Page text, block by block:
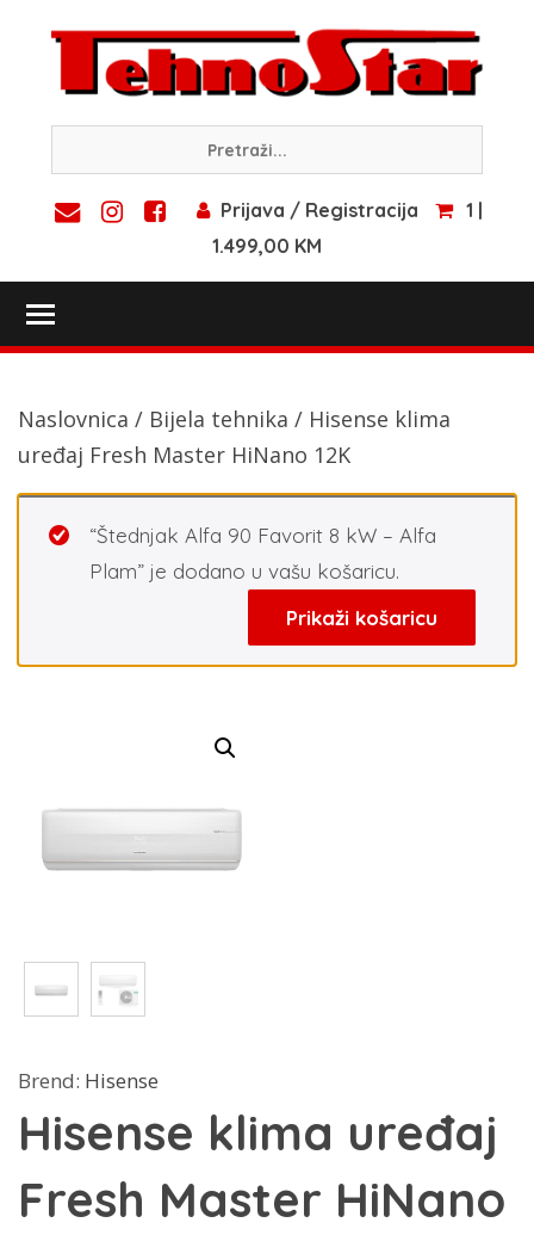
content
Prijava / Registracija
1 |
1.499,00 KM
Naslovnica / Bijela tehnika / Hisense klima
uređaj Fresh Master HiNano 12K
“Štednjak Alfa 90 Favorit 8 kW – Alfa
Plam” je dodano u vašu košaricu.
Prikaži košaricu
Brend: Hisense
Hisense klima uređaj
Fresh Master HiNano